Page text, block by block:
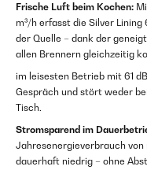
Frische Luft beim Kochen:
m³/h erfasst die Silver
der Quelle – dank der
allen Brennern gleichzeitig
im leisesten Betrieb mit 61
Gespräch und stört weder
Tisch.
Stromsparend im
Jahresenergieverbrauch
dauerhaft niedrig – ohne